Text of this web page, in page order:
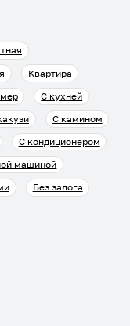
Квартира
С кухней
С камином
С кондиционером
машиной
Без залога